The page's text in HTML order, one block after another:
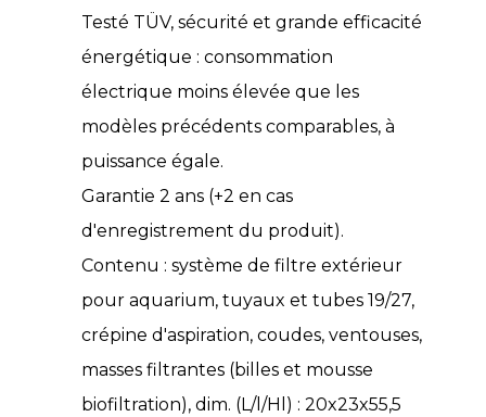
Testé TÜV, sécurité et grande efficacité
énergétique : consommation
électrique moins élevée que les
modèles précédents comparables, à
puissance égale.
Garantie 2 ans (+2 en cas
d'enregistrement du produit).
Contenu : système de filtre extérieur
pour aquarium, tuyaux et tubes 19/27,
crépine d'aspiration, coudes, ventouses,
masses filtrantes (billes et mousse
biofiltration), dim. (L/l/Hl) : 20x23x55,5